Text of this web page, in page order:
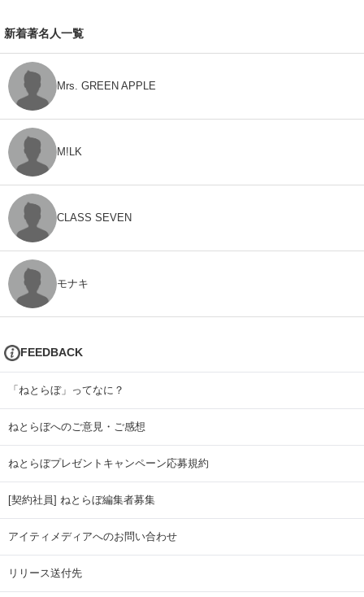
新着著名人一覧
Mrs. GREEN APPLE
M!LK
CLASS SEVEN
モナキ
FEEDBACK
「ねとらぼ」ってなに？
ねとらぼへのご意見・ご感想
ねとらぼプレゼントキャンペーン応募規約
[契約社員] ねとらぼ編集者募集
アイティメディアへのお問い合わせ
リリース送付先